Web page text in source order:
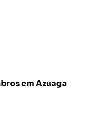
em Azuaga